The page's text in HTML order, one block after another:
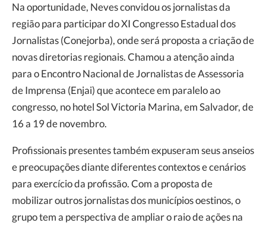
Na oportunidade, Neves convidou os jornalistas da
região para participar do XI Congresso Estadual dos
Jornalistas (Conejorba), onde será proposta a criação de
novas diretorias regionais. Chamou a atenção ainda
para o Encontro Nacional de Jornalistas de Assessoria
de Imprensa (Enjai) que acontece em paralelo ao
congresso, no hotel Sol Victoria Marina, em Salvador, de
16 a 19 de novembro.
Profissionais presentes também expuseram seus anseios
e preocupações diante diferentes contextos e cenários
para exercício da profissão. Com a proposta de
mobilizar outros jornalistas dos municípios oestinos, o
grupo tem a perspectiva de ampliar o raio de ações na